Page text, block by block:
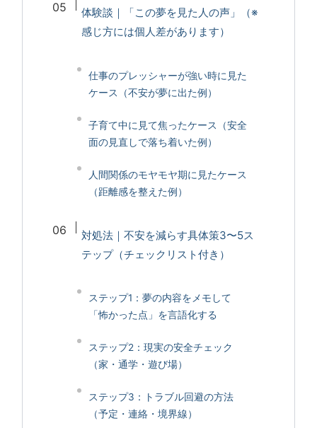
体験談｜「この夢を見た人の声」（※
感じ方には個人差があります）
仕事のプレッシャーが強い時に見た
ケース（不安が夢に出た例）
子育て中に見て焦ったケース（安全
面の見直しで落ち着いた例）
人間関係のモヤモヤ期に見たケース
（距離感を整えた例）
対処法｜不安を減らす具体策3〜5ス
テップ（チェックリスト付き）
ステップ1：夢の内容をメモして
「怖かった点」を言語化する
ステップ2：現実の安全チェック
（家・通学・遊び場）
ステップ3：トラブル回避の方法
（予定・連絡・境界線）